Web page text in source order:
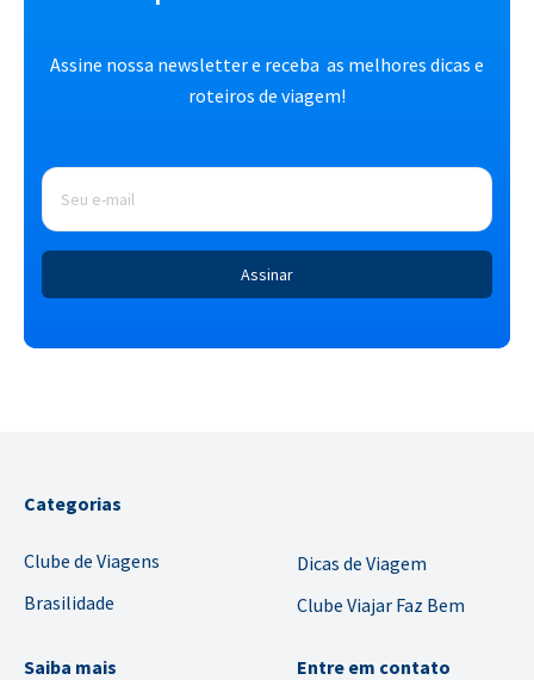
Assine nossa newsletter e receba as melhores dicas e
roteiros de viagem!
E-
mail *
Categorias
Clube de Viagens
Brasilidade
Dicas de Viagem
Clube Viajar Faz Bem
Saiba mais Entre em contato